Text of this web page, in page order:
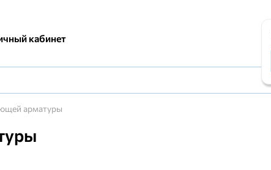
кабинет
арматуры